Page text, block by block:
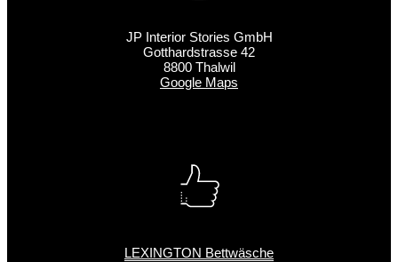
JP Interior Stories GmbH
Gotthardstrasse 42
8800 Thalwil
Google Maps
LEXINGTON Bettwäsche